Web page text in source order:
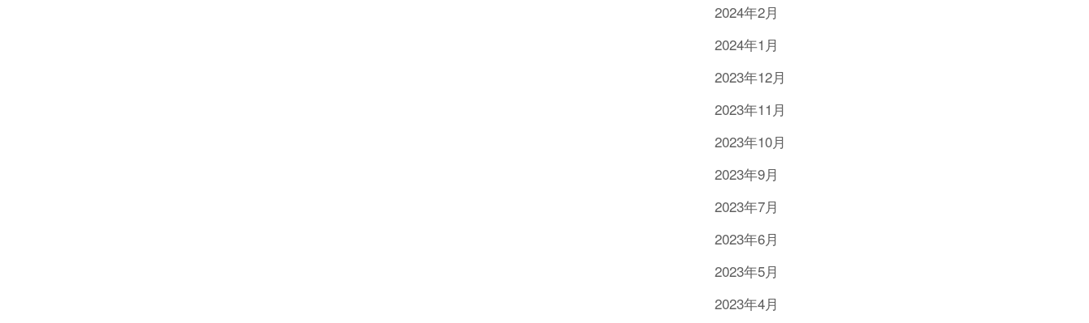
2024年2月
2024年1月
2023年12月
2023年11月
2023年10月
2023年9月
2023年7月
2023年6月
2023年5月
2023年4月